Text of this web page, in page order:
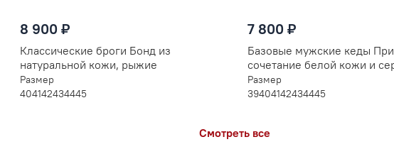
8 900 ₽
Классические броги Бонд из
натуральной кожи, рыжие
Размер
404142434445
7 800 ₽
Базовые мужские кеды
сочетание белой кожи и
V7355бел-сер
Размер
39404142434445
Смотреть все